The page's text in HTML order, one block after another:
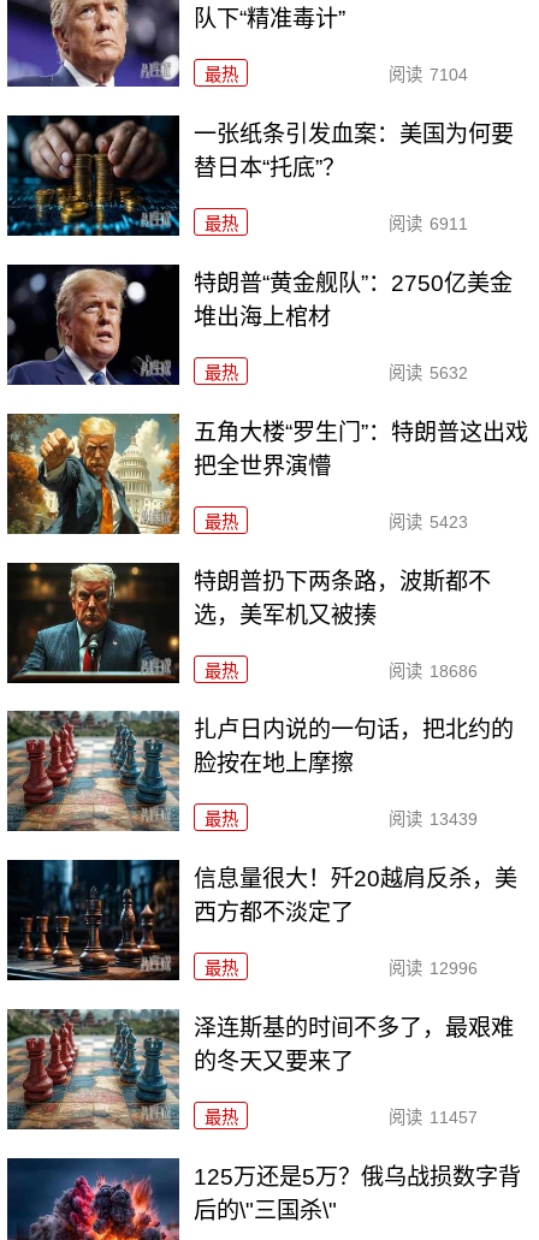
队下“精准毒计”
最热 阅读 7104
一张纸条引发血案：美国为何要
替日本“托底”？
最热 阅读 6911
特朗普“黄金舰队”：2750亿美金
堆出海上棺材
最热 阅读 5632
五角大楼“罗生门”：特朗普这出戏
把全世界演懵
最热 阅读 5423
特朗普扔下两条路，波斯都不
选，美军机又被揍
最热 阅读 18686
扎卢日内说的一句话，把北约的
脸按在地上摩擦
最热 阅读 13439
信息量很大！歼20越肩反杀，美
西方都不淡定了
最热 阅读 12996
泽连斯基的时间不多了，最艰难
的冬天又要来了
最热 阅读 11457
125万还是5万？俄乌战损数字背
后的\"三国杀\"